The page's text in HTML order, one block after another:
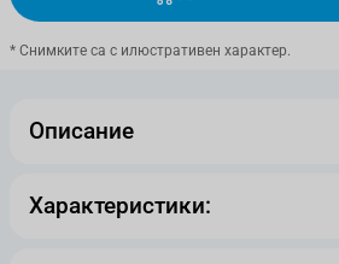
* Снимките са с илюстративен характер.
Описание
Характеристики: